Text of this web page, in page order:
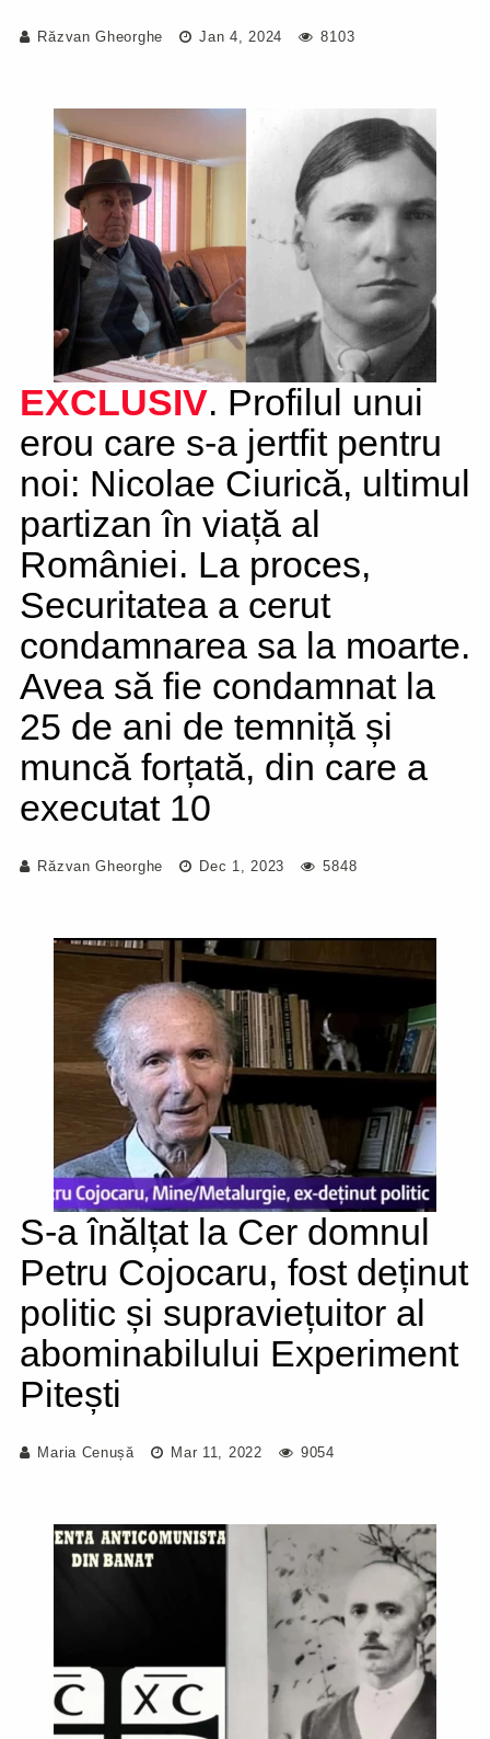
Răzvan Gheorghe Jan 4, 2024 8103
EXCLUSIV. Profilul unui
erou care s-a jertfit pentru
noi: Nicolae Ciurică, ultimul
partizan în viață al
României. La proces,
Securitatea a cerut
condamnarea sa la moarte.
Avea să fie condamnat la
25 de ani de temniță și
muncă forțată, din care a
executat 10
Răzvan Gheorghe Dec 1, 2023 5848
S-a înălțat la Cer domnul
Petru Cojocaru, fost deținut
politic și supraviețuitor al
abominabilului Experiment
Pitești
Maria Cenușă Mar 11, 2022 9054